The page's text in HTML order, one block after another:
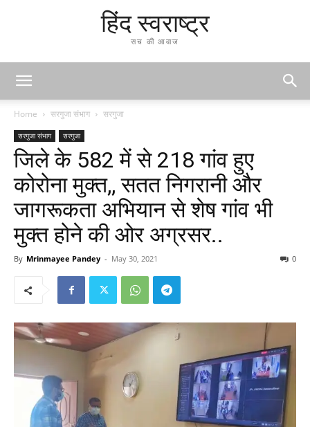
हिंद स्वराष्ट्र
सच की आवाज
Home सरगुजा संभाग सरगुजा
सरगुजा संभाग सरगुजा
जिले के 582 में से 218 गांव हुए
कोरोना मुक्त,, सतत निगरानी और
जागरूकता अभियान से शेष गांव भी
मुक्त होने की ओर अग्रसर..
By Mrinmayee Pandey - May 30, 2021 0